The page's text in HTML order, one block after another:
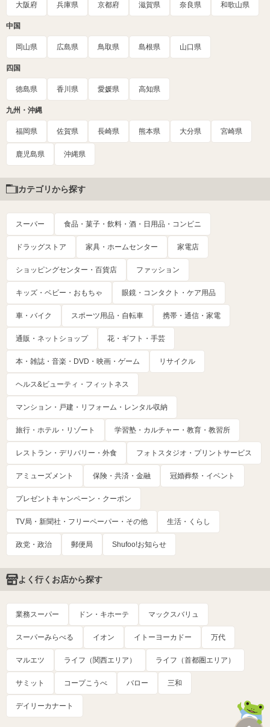
大阪府 兵庫県 京都府 滋賀県 奈良県 和歌山県
中国
岡山県 広島県 鳥取県 島根県 山口県
四国
徳島県 香川県 愛媛県 高知県
九州・沖縄
福岡県 佐賀県 長崎県 熊本県 大分県 宮崎県
鹿児島県 沖縄県
カテゴリから探す
スーパー 食品・菓子・飲料・酒・日用品・コンビニ
ドラッグストア 家具・ホームセンター 家電店
ショッピングセンター・百貨店 ファッション
キッズ・ベビー・おもちゃ 眼鏡・コンタクト・ケア用品
車・バイク スポーツ用品・自転車 携帯・通信・家電
通販・ネットショップ 花・ギフト・手芸
本・雑誌・音楽・DVD・映画・ゲーム リサイクル
ヘルス&ビューティ・フィットネス
マンション・戸建・リフォーム・レンタル収納
旅行・ホテル・リゾート 学習塾・カルチャー・教育・教習所
レストラン・デリバリー・外食 フォトスタジオ・プリントサービス
アミューズメント 保険・共済・金融 冠婚葬祭・イベント
プレゼントキャンペーン・クーポン
TV局・新聞社・フリーペーパー・その他 生活・くらし
政党・政治 郵便局 Shufoo!お知らせ
よく行くお店から探す
業務スーパー ドン・キホーテ マックスバリュ
スーパーみらべる イオン イトーヨーカドー 万代
マルエツ ライフ（関西エリア） ライフ（首都圏エリア）
サミット コープこうべ バロー 三和
デイリーカナート